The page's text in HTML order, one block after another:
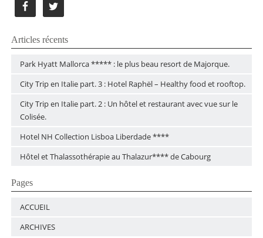
Articles récents
Park Hyatt Mallorca ***** : le plus beau resort de Majorque.
City Trip en Italie part. 3 : Hotel Raphël – Healthy food et rooftop.
City Trip en Italie part. 2 : Un hôtel et restaurant avec vue sur le
Colisée.
Hotel NH Collection Lisboa Liberdade ****
Hôtel et Thalassothérapie au Thalazur**** de Cabourg
Pages
ACCUEIL
ARCHIVES